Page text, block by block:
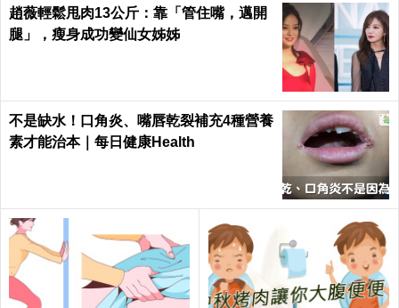
趙薇輕鬆甩肉13公斤：靠「管住嘴，邁開
腿」，瘦身成功變仙女姊姊
不是缺水！口角炎、嘴唇乾裂補充4種營養
素才能治本｜每日健康Health